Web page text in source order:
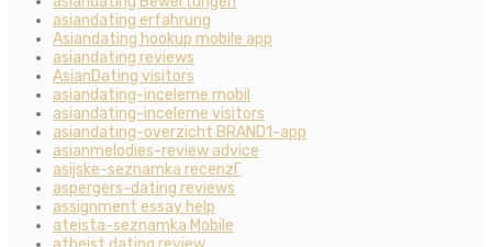
asiandating erfahrung
Asiandating hookup mobile app
asiandating reviews
AsianDating visitors
asiandating-inceleme mobil
asiandating-inceleme visitors
asiandating-overzicht BRAND1-app
asianmelodies-review advice
asijske-seznamka recenzГ­
aspergers-dating reviews
assignment essay help
ateista-seznamka Mobile